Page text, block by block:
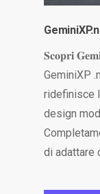
𝐒𝐜𝐨𝐩𝐫𝐢
GeminiXP
ridefinisce
design
di adattare